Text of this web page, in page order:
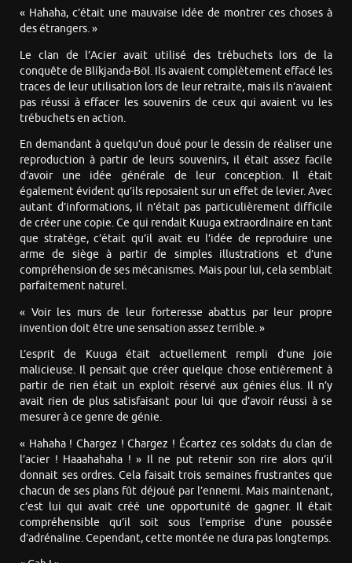
« Hahaha, c’était une mauvaise idée de montrer ces choses à
des étrangers. »
Le clan de l’Acier avait utilisé des trébuchets lors de la
conquête de Blíkjanda-Böl. Ils avaient complètement effacé les
traces de leur utilisation lors de leur retraite, mais ils n’avaient
pas réussi à effacer les souvenirs de ceux qui avaient vu les
trébuchets en action.
En demandant à quelqu’un doué pour le dessin de réaliser une
reproduction à partir de leurs souvenirs, il était assez facile
d’avoir une idée générale de leur conception. Il était
également évident qu’ils reposaient sur un effet de levier. Avec
autant d’informations, il n’était pas particulièrement difficile
de créer une copie. Ce qui rendait Kuuga extraordinaire en tant
que stratège, c’était qu’il avait eu l’idée de reproduire une
arme de siège à partir de simples illustrations et d’une
compréhension de ses mécanismes. Mais pour lui, cela semblait
parfaitement naturel.
« Voir les murs de leur forteresse abattus par leur propre
invention doit être une sensation assez terrible. »
L’esprit de Kuuga était actuellement rempli d’une joie
malicieuse. Il pensait que créer quelque chose entièrement à
partir de rien était un exploit réservé aux génies élus. Il n’y
avait rien de plus satisfaisant pour lui que d’avoir réussi à se
mesurer à ce genre de génie.
« Hahaha ! Chargez ! Chargez ! Écartez ces soldats du clan de
l’acier ! Haaahahaha ! » Il ne put retenir son rire alors qu’il
donnait ses ordres. Cela faisait trois semaines frustrantes que
chacun de ses plans fût déjoué par l’ennemi. Mais maintenant,
c’est lui qui avait créé une opportunité de gagner. Il était
compréhensible qu’il soit sous l’emprise d’une poussée
d’adrénaline. Cependant, cette montée ne dura pas longtemps.